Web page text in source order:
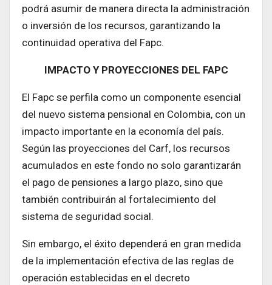
podrá asumir de manera directa la administración
o inversión de los recursos, garantizando la
continuidad operativa del Fapc.
IMPACTO Y PROYECCIONES DEL FAPC
El Fapc se perfila como un componente esencial
del nuevo sistema pensional en Colombia, con un
impacto importante en la economía del país.
Según las proyecciones del Carf, los recursos
acumulados en este fondo no solo garantizarán
el pago de pensiones a largo plazo, sino que
también contribuirán al fortalecimiento del
sistema de seguridad social.
Sin embargo, el éxito dependerá en gran medida
de la implementación efectiva de las reglas de
operación establecidas en el decreto